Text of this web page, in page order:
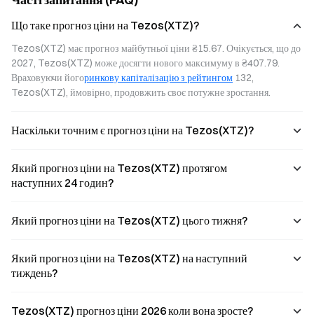
network.
advancements
popular tokens,
and its future
performance
may not support
Що таке прогноз ціни на Tezos(XTZ)?
Tezos(XTZ) має прогноз майбутньої ціни ₴15.67. Очікується, що до
2027, Tezos(XTZ) може досягти нового максимуму в ₴407.79.
Враховуючи йогоринкову капіталізацію з рейтингом 132,
Tezos(XTZ), ймовірно, продовжить своє потужне зростання.
Наскільки точним є прогноз ціни на Tezos(XTZ)?
Який прогноз ціни на Tezos(XTZ) протягом
наступних 24 годин?
Який прогноз ціни на Tezos(XTZ) цього тижня?
Який прогноз ціни на Tezos(XTZ) на наступний
тиждень?
Tezos(XTZ) прогноз ціни 2026 коли вона зросте?